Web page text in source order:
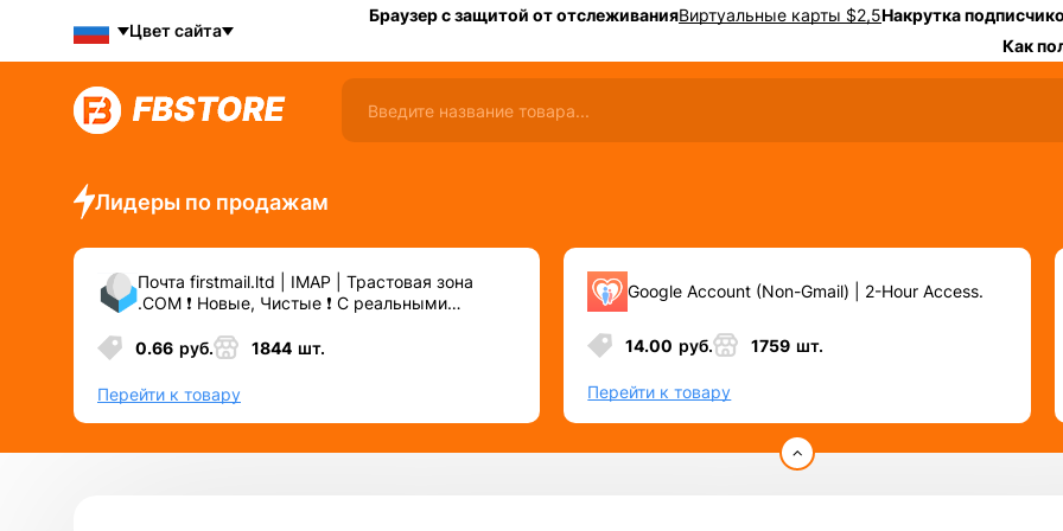
Цвет сайта
Браузер с защитой от отслеживанияВиртуальные карты $2,5Накрутка
Как
Лидеры по продажам
Почта firstmail.ltd | IMAP | Трастовая зона
.COM ❗️ Новые, Чистые ❗️ С реальными
прочих сервисов\соц.сетей.
0.66 руб. 1844 шт.
Перейти к товару
Google Account (Non-Gmail) | 2-Hour Access.
14.00 руб. 1759 шт.
Перейти к товару